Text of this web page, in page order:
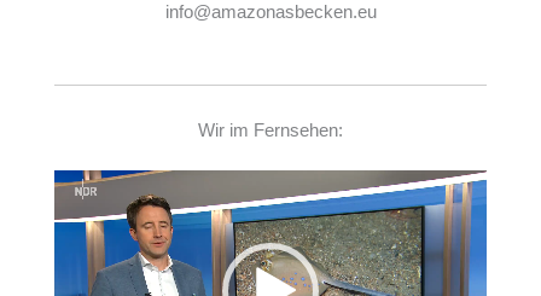
info@amazonasbecken.eu
Wir im Fernsehen:
Player